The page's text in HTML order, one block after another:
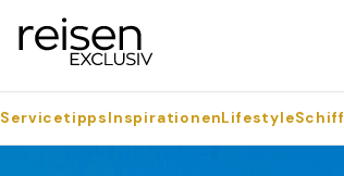
ServicetippsInspirationenLifestyleSchiff